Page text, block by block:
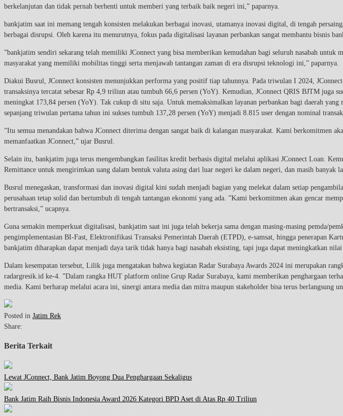
berkelanjutan dan tidak pernah berhenti untuk memberi yang terbaik baik negeri ini,” paparnya.
bankjatim saat ini memang tengah konsisten melakukan berbagai inovasi, utamanya inovasi digital, di tengah
berbagai disrupsi. Oleh karena itu menurutnya, fokus pada digitalisasi layanan perbankan sangat membantu bisnis
”bankjatim sendiri sekarang telah memiliki JConnect yang bisa memberikan kemudahan bagi seluruh nasabah
masyarakat yang memiliki mobilitas tinggi serta menjawab tantangan zaman di era disrupsi teknologi ini,” paparnya.
Diakui Busrul, JConnect konsisten menunjukkan performa yang positif tiap tahunnya. Pada triwulan I 2024,
transaksinya tercatat sebesar Rp 4,9 triliun atau tumbuh 66,6 persen (YoY). Kemudian, JConnect QRIS BJTM juga
meningkat 173,84 persen (YoY). Tak cukup di situ saja. Untuk memaksimalkan layanan perbankan bagi daerah
sepanjang triwulan pertama tahun ini sukses tumbuh 137,28 persen (YoY) menjadi 8.815 user dengan nominal
”Itu semua menandakan bahwa JConnect diterima dengan sangat baik di kalangan masyarakat. Kami berkomitmen
memanfaatkan JConnect,” ujar Busrul.
Selain itu, bankjatim juga terus mengembangkan fasilitas kredit berbasis digital melalui aplikasi JConnect Loan.
Remittance untuk mengirimkan uang dalam bentuk valuta asing dari luar negeri ke dalam negeri, dan masih banyak
Busrul menegaskan, transformasi dan inovasi digital kini sudah menjadi bagian yang melekat dalam setiap
perusahaan tetap solid dan bertumbuh di tengah tantangan ekonomi yang ada. ”Kami berkomitmen akan gencar
bertransaksi,” ucapnya.
Guna semakin memperkuat digitalisasi, bankjatim saat ini juga telah bekerja sama dengan masing-masing pemda/
pengimplementasian BI-Fast, Elektronifikasi Transaksi Pemerintah Daerah (ETPD), e-samsat, hingga penerapan
bankjatim diharapkan dapat menjadi daya tarik tidak hanya bagi nasabah eksisting, tapi juga dapat meningkatkan nilai
Dalam kesempatan tersebut, Lilik juga mengatakan bahwa kegiatan Radar Surabaya Awards 2024 ini merupakan
radargresik.id ke-4. ”Dalam rangka HUT platform online Grup Radar Surabaya, kami memberikan penghargaan
media. Kami berharap melalui acara ini, sinergi antara media dan mitra maupun stakeholder bisa terus berlangsung
Posted in Jatim Rek
Share:
Berita Terkait
Lewat JConnect, Bank Jatim Boyong Dua Penghargaan Sekaligus
Bank Jatim Raih Bisnis Indonesia Award 2026 Kategori BPD Aset di Atas Rp 40 Triliun